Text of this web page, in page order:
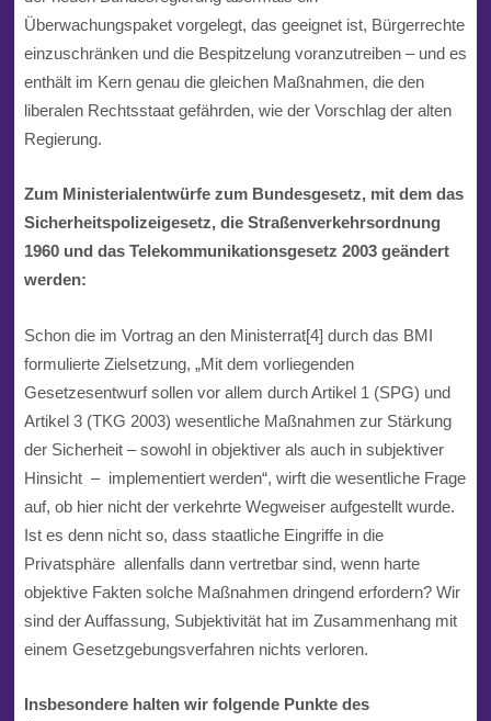
Überwachungspaket vorgelegt, das geeignet ist, Bürgerrechte
einzuschränken und die Bespitzelung voranzutreiben – und es
enthält im Kern genau die gleichen Maßnahmen, die den
liberalen Rechtsstaat gefährden, wie der Vorschlag der alten
Regierung.
Zum Ministerialentwürfe zum Bundesgesetz, mit dem das
Sicherheitspolizeigesetz, die Straßenverkehrsordnung
1960 und das Telekommunikationsgesetz 2003 geändert
werden:
Schon die im Vortrag an den Ministerrat[4] durch das BMI
formulierte Zielsetzung, „Mit dem vorliegenden
Gesetzesentwurf sollen vor allem durch Artikel 1 (SPG) und
Artikel 3 (TKG 2003) wesentliche Maßnahmen zur Stärkung
der Sicherheit – sowohl in objektiver als auch in subjektiver
Hinsicht – implementiert werden“, wirft die wesentliche Frage
auf, ob hier nicht der verkehrte Wegweiser aufgestellt wurde.
Ist es denn nicht so, dass staatliche Eingriffe in die
Privatsphäre allenfalls dann vertretbar sind, wenn harte
objektive Fakten solche Maßnahmen dringend erfordern? Wir
sind der Auffassung, Subjektivität hat im Zusammenhang mit
einem Gesetzgebungsverfahren nichts verloren.
Insbesondere halten wir folgende Punkte des